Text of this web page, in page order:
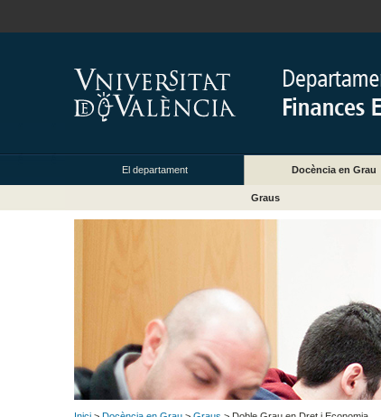
El departament Docència en Grau
Graus